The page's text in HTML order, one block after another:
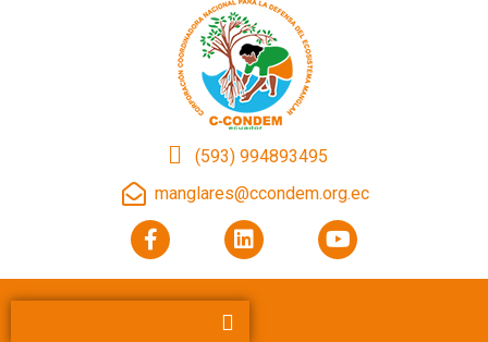
(593) 994893495
manglares@ccondem.org.ec